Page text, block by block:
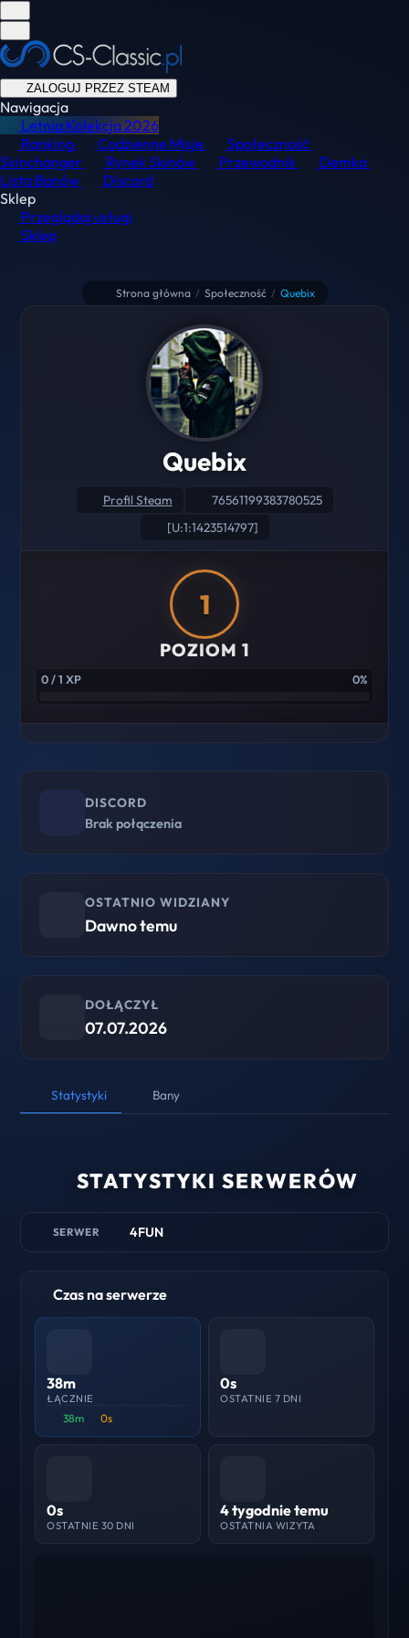
ZALOGUJ PRZEZ STEAM
Nawigacja
Letnia Kolekcja2026
Ranking
Codzienne Misje
Społeczność
Skinchanger
Rynek Skinów Przewodnik
Demka
Lista Banów
Discord
Sklep
Przeglądaj usługi
Sklep
Strona główna / Społeczność / Quebix
Quebix
Profil Steam
76561199383780525
[U:1:1423514797]
1
POZIOM 1
0 / 1 XP 0%
DISCORD
Brak połączenia
OSTATNIO WIDZIANY
Dawno temu
DOŁĄCZYŁ
07.07.2026
Statystyki Bany
STATYSTYKI SERWERÓW
SERWER 4FUN
Czas na serwerze
38m
ŁĄCZNIE
38m 0s
0s
OSTATNIE 7 DNI
0s
OSTATNIE 30 DNI
4 tygodnie temu
OSTATNIA WIZYTA